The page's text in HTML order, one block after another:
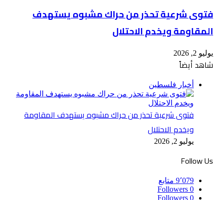
فتوى شرعية تحذر من حراك مشبوه يستهدف
المقاومة ويخدم الاحتلال
يوليو 2, 2026
شاهد أيضاً
أخبار فلسطين
فتوى شرعية تحذر من حراك مشبوه يستهدف المقاومة
ويخدم الاحتلال
يوليو 2, 2026
Follow Us
9٬079 متابع
0
Followers
0
Followers